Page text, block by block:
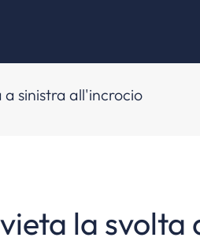
sinistra all'incrocio
la svolta